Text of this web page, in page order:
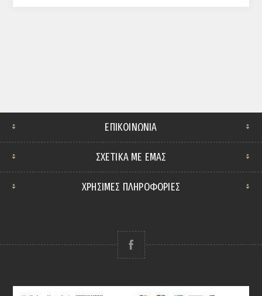
ΕΠΙΚΟΙΝΩΝΊΑ
ΣΧΕΤΙΚΆ ΜΕ ΕΜΆΣ
ΧΡΗΣΙΜΕΣ ΠΛΗΡΟΦΟΡΙΕΣ